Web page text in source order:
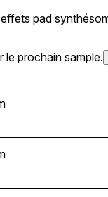
effets pad synthé
le prochain sample.